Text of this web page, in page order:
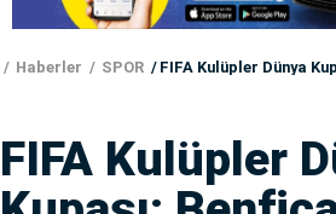
Haberler SPOR FIFA Kulüpler Dünya Kupası: Benfica: 6
FIFA Kulüpler